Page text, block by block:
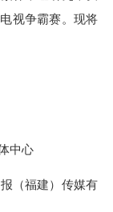
视争霸赛。现将
中心
（福建）传媒有